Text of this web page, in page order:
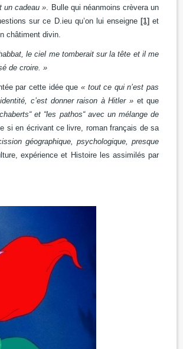
un cadeau » . Bulle qui néanmoins crèvera un
sur ce D.ieu qu’on lui enseigne [1] et
châtiment divin.
le ciel me tomberait sur la tête et il me
de croire. »
par cette idée que « tout ce qui n’est pas
c’est donner raison à Hitler »et que
et “les pathos“ avec un mélange de
si en écrivant ce livre, roman français de sa
géographique, psychologique, presque
expérience et Histoire les assimilés par